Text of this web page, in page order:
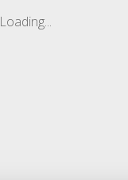
Loading...